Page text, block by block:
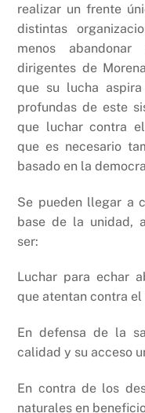
realizar un frente
distintas
menos
dirigentes de
que su lucha
profundas de este
que luchar contra
que es necesario
basado en la
Se pueden llegar a
base de la unidad,
ser:
Luchar para echar
que atentan contra
En defensa de la
calidad y su acceso
En contra de los
naturales en